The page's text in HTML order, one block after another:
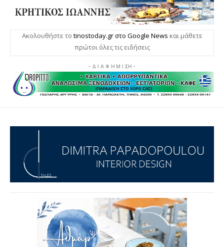
Ακολουθήστε το tinostoday.gr στο Google News και μάθετε
πρώτοι όλες τις ειδήσεις
- Δ Ι Α Φ Η Μ Ι ΣΗ -